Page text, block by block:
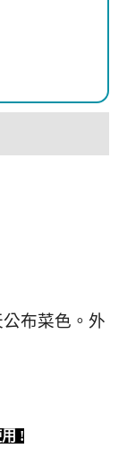
布菜色。外
!